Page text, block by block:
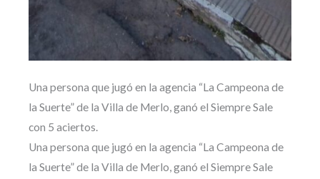
Una persona que jugó en la agencia “La Campeona de
la Suerte” de la Villa de Merlo, ganó el Siempre Sale
con 5 aciertos.
Una persona que jugó en la agencia “La Campeona de
la Suerte” de la Villa de Merlo, ganó el Siempre Sale